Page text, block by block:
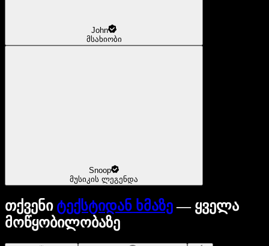
John
მსახიობი
Snoop
მუსიკის ლეგენდა
თქვენი ტექსტიდან ხმაზე— ყველა
მოწყობილობაზე